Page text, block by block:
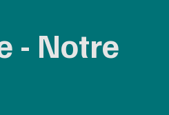
- Notre